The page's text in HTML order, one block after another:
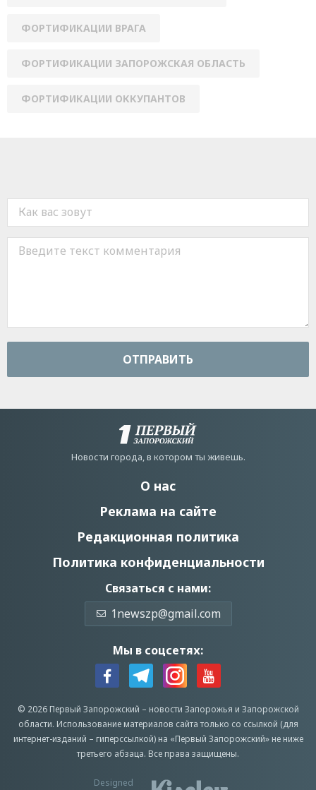
ФОРТИФИКАЦИИ ВРАГА
ФОРТИФИКАЦИИ ЗАПОРОЖСКАЯ ОБЛАСТЬ
ФОРТИФИКАЦИИ ОККУПАНТОВ
ОТПРАВИТЬ
Новости города, в котором ты живешь.
О нас
Реклама на сайте
Редакционная политика
Политика конфиденциальности
Связаться с нами:
1newszp@gmail.com
Мы в соцсетях:
© 2026 Первый Запорожский – новости Запорожья и Запорожской
области. Использование материалов сайта только со ссылкой (для
интернет-изданий – гиперссылкой) на «Первый Запорожский» не ниже
третьего абзаца. Все права защищены.
Designed